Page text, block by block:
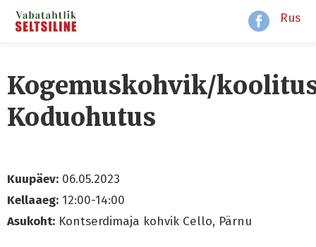
Rus
Kogemuskohvik/
Koduohutus
Kuupäev: 06.05.2023
Kellaaeg: 12:00-14:00
Asukoht: Kontserdimaja kohvik Cello, Pärnu